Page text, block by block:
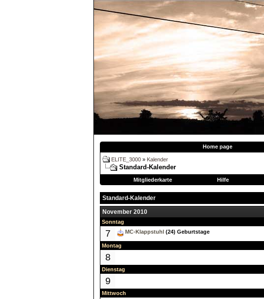
Home page
ELITE_3000 » Kalender
Standard-Kalender
Mitgliederkarte
Hilfe
Standard-Kalender
November 2010
Sonntag
7 MC-Klappstuhl (24) Geburtstage
Montag
8
Dienstag
9
Mittwoch